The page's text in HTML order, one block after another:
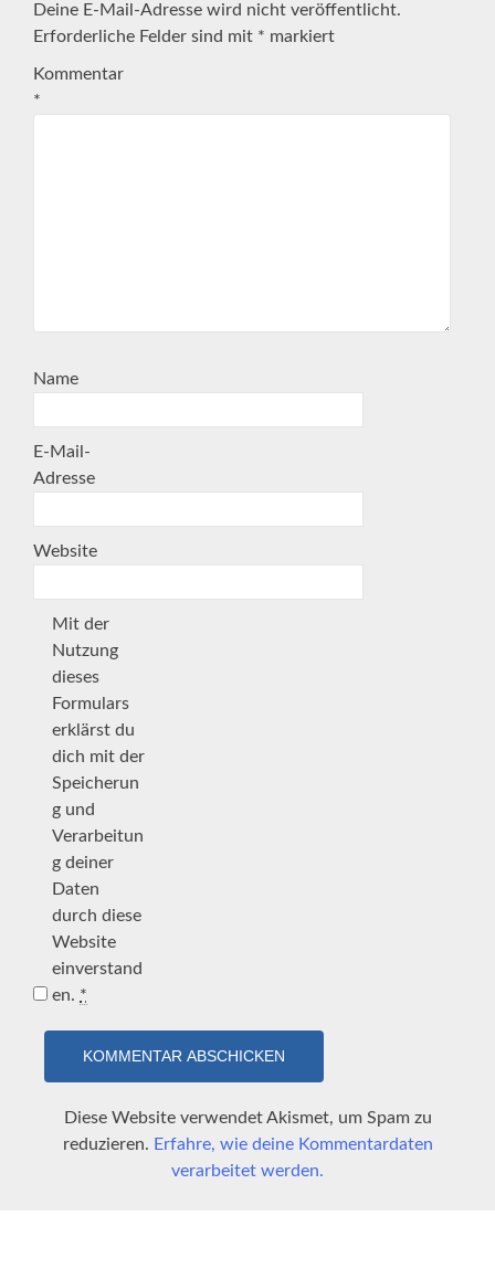
Deine E-Mail-Adresse wird nicht veröffentlicht.
Erforderliche Felder sind mit * markiert
Kommentar
*
Name
E-Mail-
Adresse
Website
Mit der
Nutzung
dieses
Formulars
erklärst du
dich mit der
Speicherun
g und
Verarbeitun
g deiner
Daten
durch diese
Website
einverstand
en. *
Diese Website verwendet Akismet, um Spam zu
reduzieren. Erfahre, wie deine Kommentardaten
verarbeitet werden.